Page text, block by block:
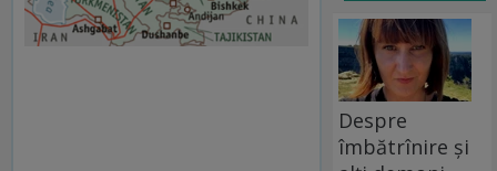
Despre
îmbătrînire și